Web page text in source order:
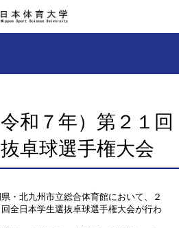
和７年）第２１回
卓球選手権大会
・北九州市立総合体育館において、２
全日本学生選抜卓球選手権大会が行わ